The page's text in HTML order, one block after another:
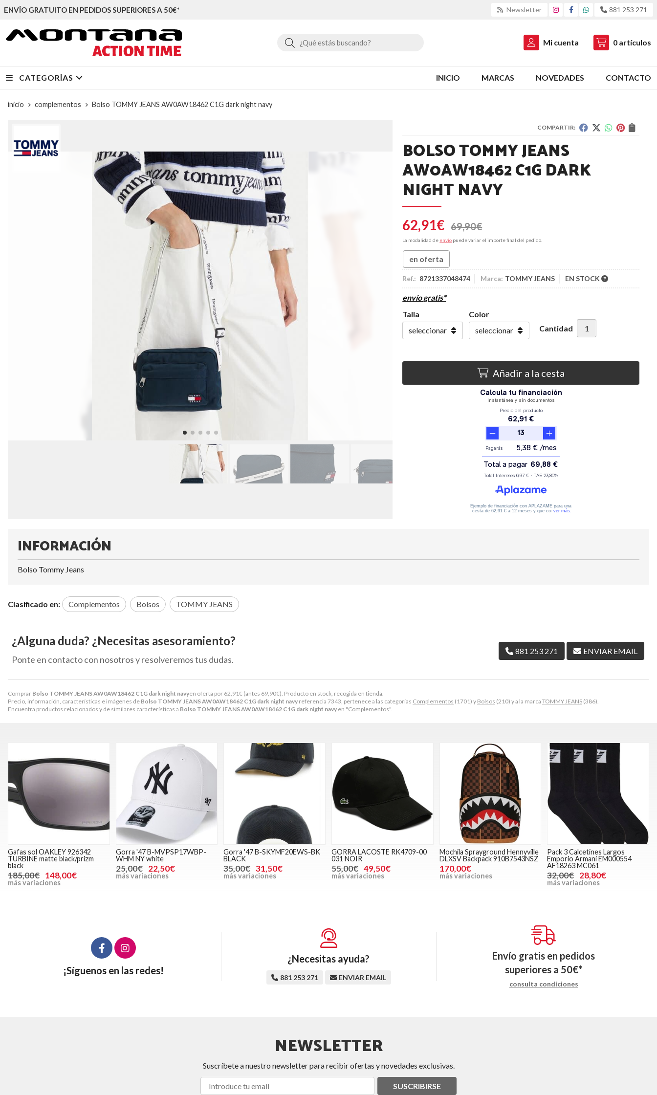
ENVÍO GRATUITO EN PEDIDOS SUPERIORES A 50€* Newsletter 881 253 271
Buscar Mi cuenta 0 artículos
CATEGORÍAS INICIO MARCAS NOVEDADES CONTACTO
inicio complementos Bolso TOMMY JEANS AW0AW18462 C1G dark night navy
COMPARTIR:
BOLSO TOMMY JEANS
AW0AW18462 C1G DARK
NIGHT NAVY
62,91€ 69,90€
La modalidad de envío puede variar el importe final del pedido.
en oferta
Ref.: 8721337048474 Marca: TOMMY JEANS EN STOCK
envío gratis*
Talla
Color
Cantidad
Añadir a la cesta
Comprar Bolso TOMMY JEANS AW0AW18462 C1G dark night navyen oferta por 62,91€ (antes 69,90€). Producto en stock, recogida en tienda.
Precio, información, características e imágenes de Bolso TOMMY JEANS AW0AW18462 C1G dark night navy referencia 7343, pertenece a las categorías Complementos (1701) y Bolsos (210) y a la marca TOMMY JEANS (386).
Encuentra productos relacionados y de similares características a Bolso TOMMY JEANS AW0AW18462 C1G dark night navy en "Complementos".
INFORMACIÓN
Bolso Tommy Jeans
Clasificado en: Complementos Bolsos TOMMY JEANS
¿Alguna duda? ¿Necesitas asesoramiento?
Ponte en contacto con nosotros y resolveremos tus dudas.
881 253 271 ENVIAR EMAIL
Gafas sol OAKLEY 926342
TURBINE matte black/prizm
black
185,00€ 148,00€
más variaciones
Gorra '47 B-MVPSP17WBP-
WHM NY white
25,00€ 22,50€
más variaciones
Gorra '47 B-SKYMF20EWS-BK
BLACK
35,00€ 31,50€
más variaciones
GORRA LACOSTE RK4709-00
031 NOIR
55,00€ 49,50€
más variaciones
Mochila Sprayground Hennyville
DLXSV Backpack 910B7543NSZ
170,00€
más variaciones
Pack 3 Calcetines Largos
Emporio Armani EM000554
AF18263 MC061
32,00€ 28,80€
más variaciones
¡Síguenos en las redes!
¿Necesitas ayuda?
881 253 271 ENVIAR EMAIL
Envío gratis en pedidos
superiores a 50€*
consulta condiciones
NEWSLETTER
Suscríbete a nuestro newsletter para recibir ofertas y novedades exclusivas.
SUSCRIBIRSE